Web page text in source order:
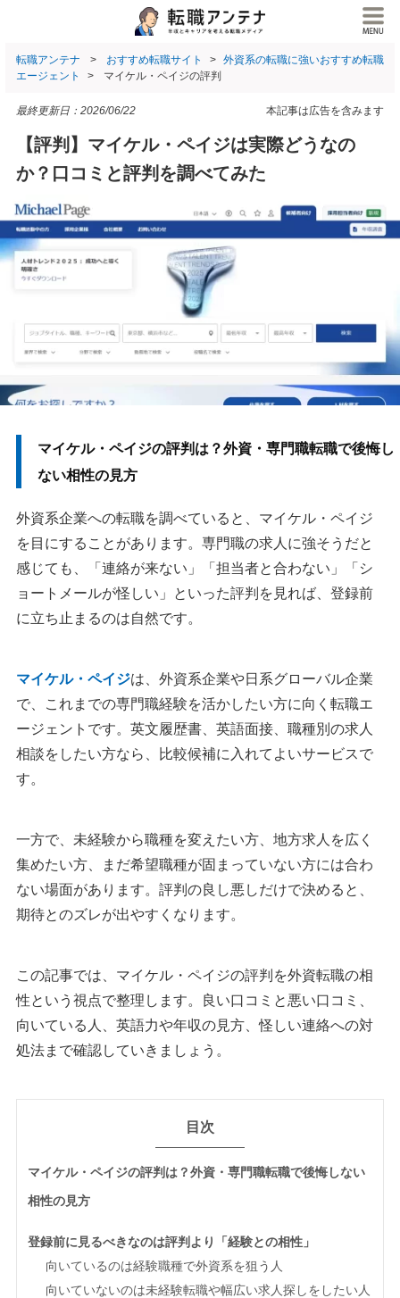
転職アンテナ おすすめ転職サイト
外資系の転職に強いおすすめ転職
エージェント
マイケル・ペイジの評判
本記事は広告を含みます
最終更新日： 2026/06/22
【評判】マイケル・ペイジは実際どうなの
か？口コミと評判を調べてみた
マイケル・ペイジの評判は？外資・専門職転職で後悔し
ない相性の見方
外資系企業への転職を調べていると、マイケル・ペイジ
を目にすることがあります。専門職の求人に強そうだと
感じても、「連絡が来ない」「担当者と合わない」「シ
ョートメールが怪しい」といった評判を見れば、登録前
に立ち止まるのは自然です。
マイケル・ペイジは、外資系企業や日系グローバル企業
で、これまでの専門職経験を活かしたい方に向く転職エ
ージェントです。英文履歴書、英語面接、職種別の求人
相談をしたい方なら、比較候補に入れてよいサービスで
す。
一方で、未経験から職種を変えたい方、地方求人を広く
集めたい方、まだ希望職種が固まっていない方には合わ
ない場面があります。評判の良し悪しだけで決めると、
期待とのズレが出やすくなります。
この記事では、マイケル・ペイジの評判を外資転職の相
性という視点で整理します。良い口コミと悪い口コミ、
向いている人、英語力や年収の見方、怪しい連絡への対
処法まで確認していきましょう。
目次
マイケル・ペイジの評判は？外資・専門職転職で後悔しない
相性の見方
登録前に見るべきなのは評判より「経験との相性」
向いているのは経験職種で外資系を狙う人
向いていないのは未経験転職や幅広い求人探しをしたい人